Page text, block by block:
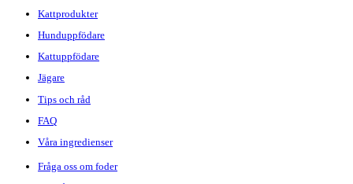
Kattprodukter
Hunduppfödare
Kattuppfödare
Jägare
Tips och råd
FAQ
Våra ingredienser
Fråga oss om foder